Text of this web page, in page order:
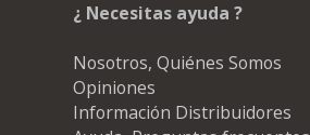
¿ Necesitas ayuda ?
Nosotros, Quiénes Somos
Opiniones
Información Distribuidores